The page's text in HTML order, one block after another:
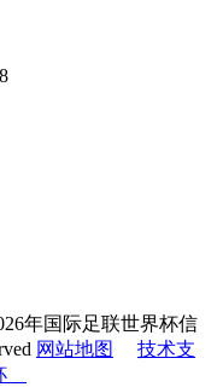
年国际足联世界杯信
网站地图
技术支